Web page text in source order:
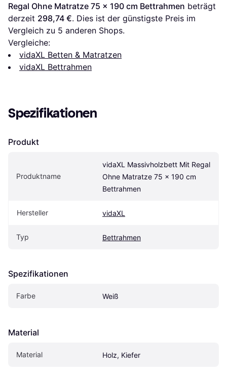
Regal Ohne Matratze 75 x 190 cm Bettrahmen beträgt
derzeit 298,74 €. Dies ist der günstigste Preis im
Vergleich zu 5 anderen Shops.
Vergleiche:
vidaXL Betten & Matratzen
vidaXL Bettrahmen
Spezifikationen
Produkt
Produktname
vidaXL Massivholzbett Mit Regal
Ohne Matratze 75 x 190 cm
Bettrahmen
Hersteller vidaXL
Typ Bettrahmen
Spezifikationen
Farbe Weiß
Material
Material Holz, Kiefer